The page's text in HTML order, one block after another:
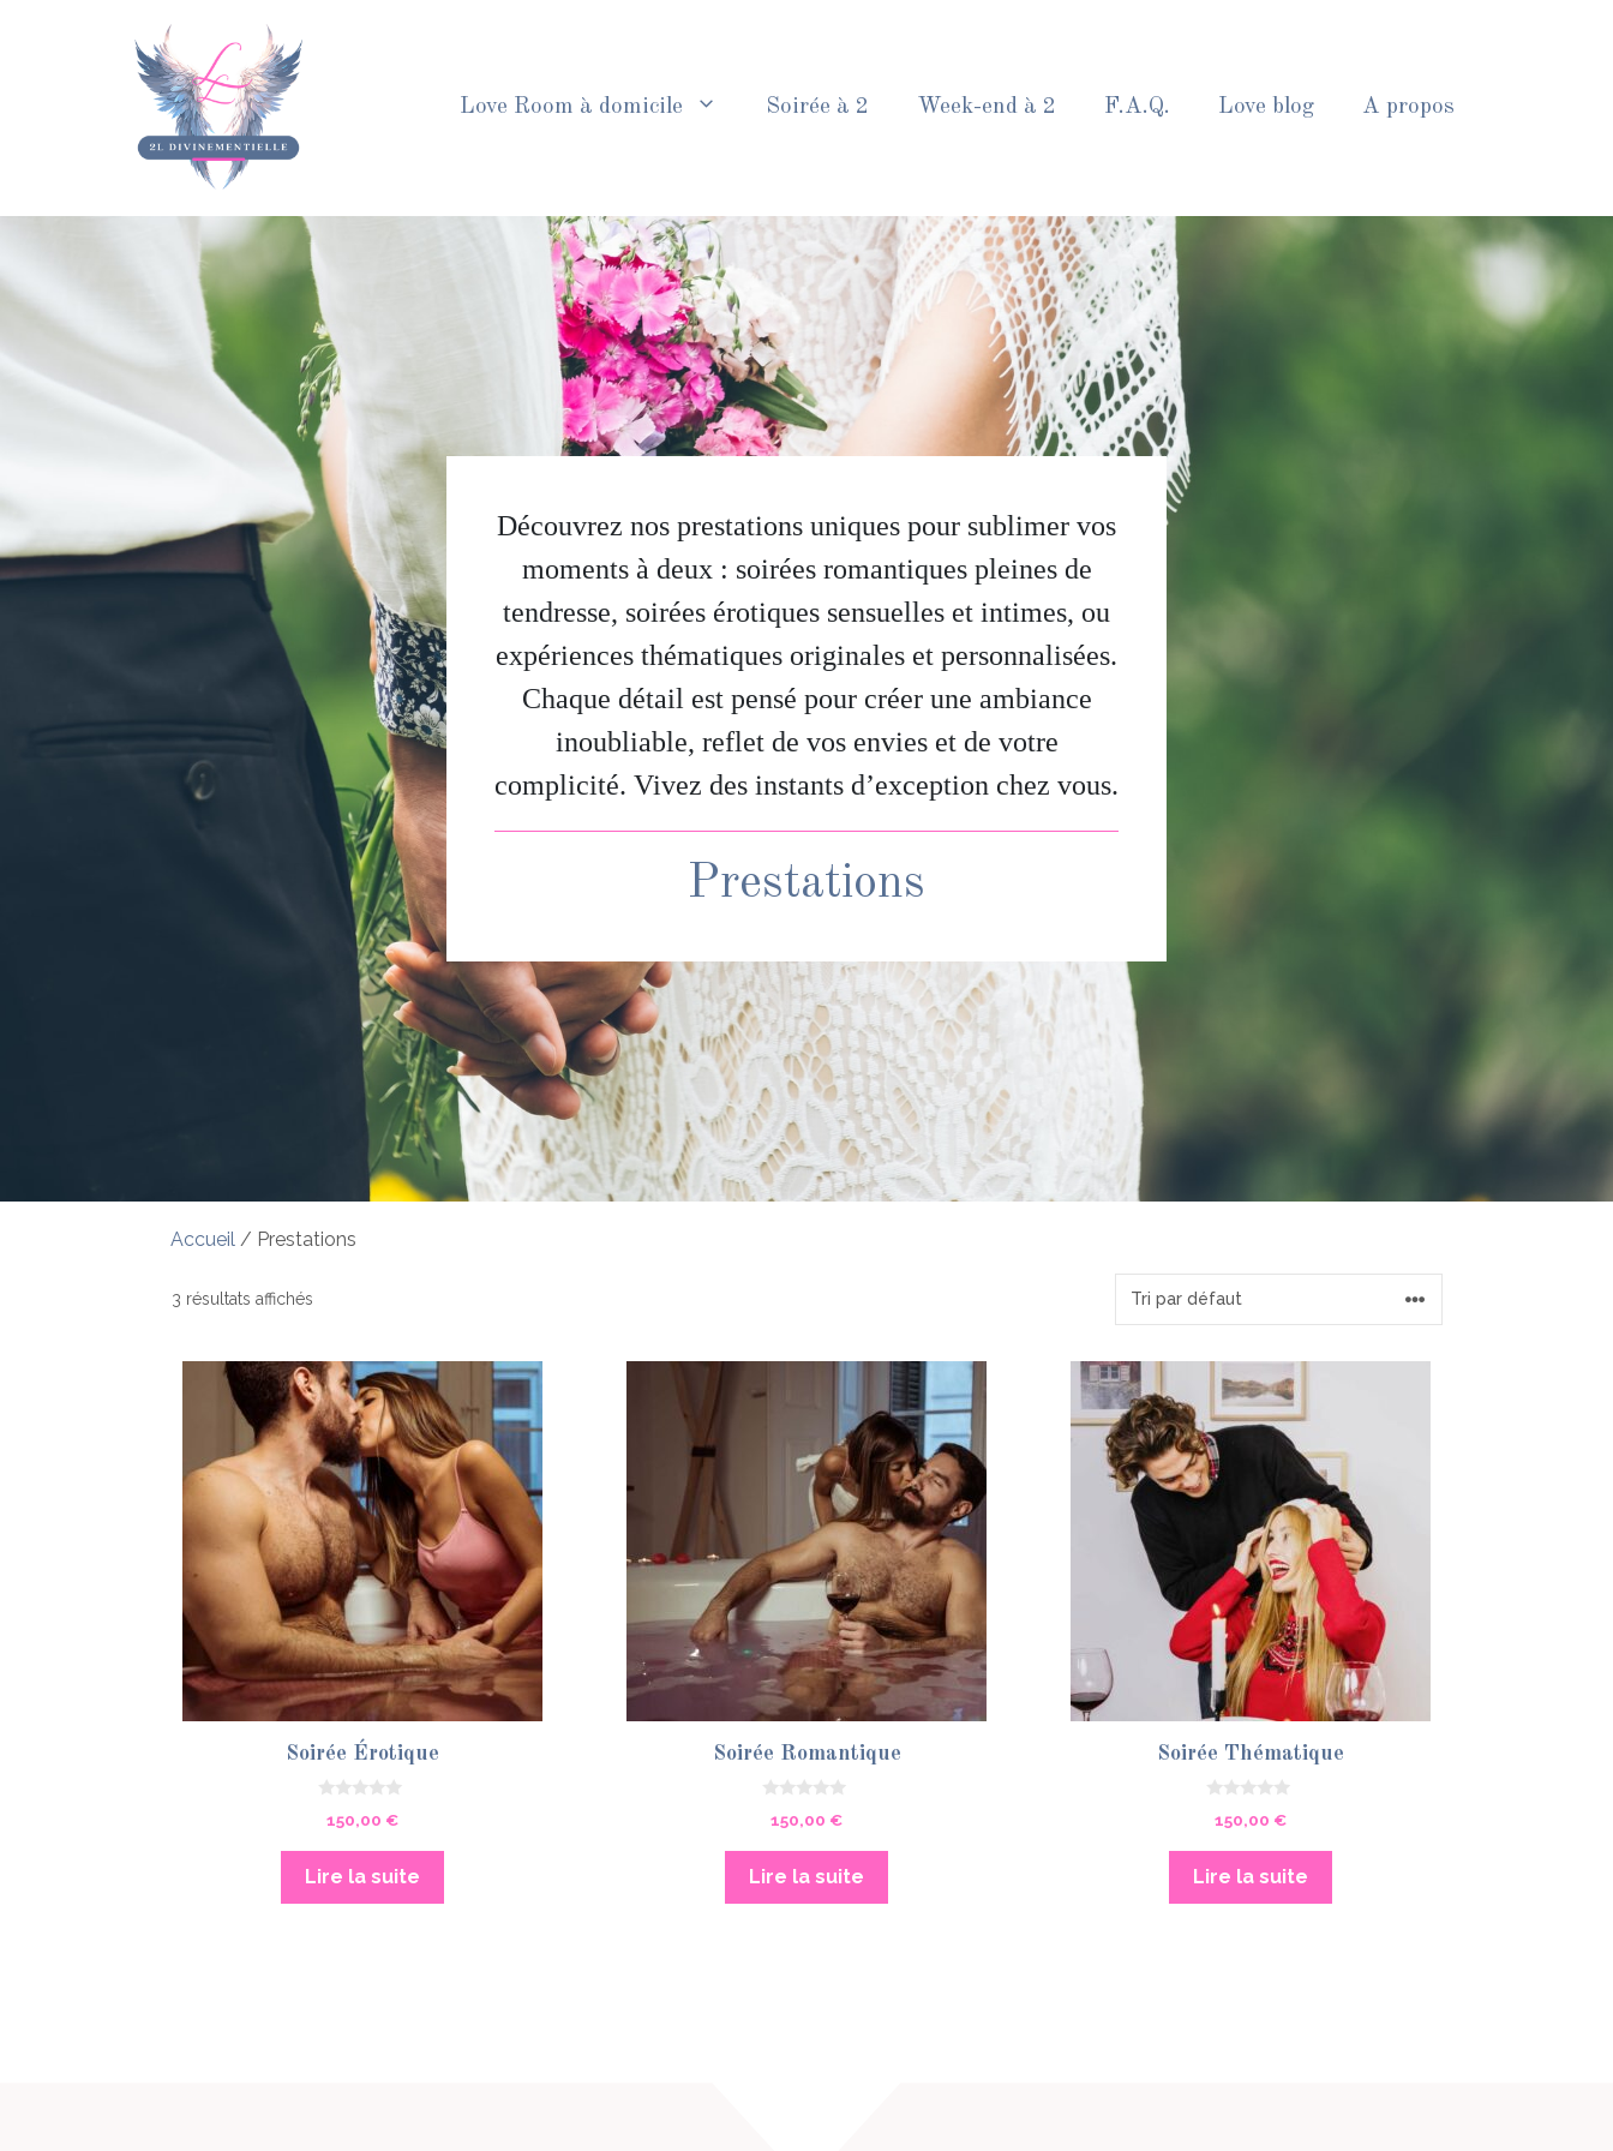
Love Room à domicile
Soirée à 2 Week-end à 2 F.A.Q. Love blog A propos
Découvrez nos prestations uniques pour sublimer vos
moments à deux : soirées romantiques pleines de
tendresse, soirées érotiques sensuelles et intimes, ou
expériences thématiques originales et personnalisées.
Chaque détail est pensé pour créer une ambiance
inoubliable, reflet de vos envies et de votre
complicité. Vivez des instants d’exception chez vous.
Prestations
Accueil / Prestations
3 résultats affichés
Soirée Érotique
s
5
150,00 €
Lire la suite
Soirée Romantique
s
5
150,00 €
Lire la suite
Soirée Thématique
s
5
150,00 €
Lire la suite